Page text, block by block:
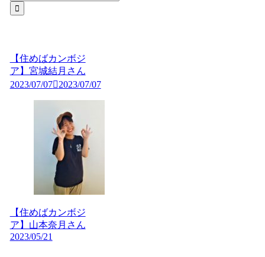
【住めばカンボジ
ア】宮城結月さん
2023/07/07
2023/07/07
【住めばカンボジ
ア】山本奈月さん
2023/05/21